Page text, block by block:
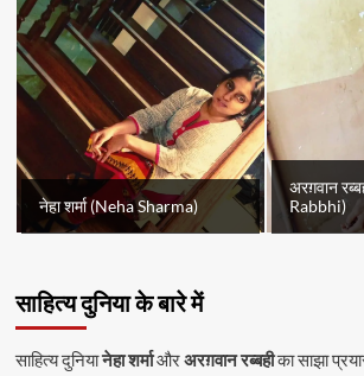
नेहा शर्मा (Neha Sharma)
अरग़वान
Rabbhi)
साहित्य दुनिया के बारे में
साहित्य दुनियानेहा शर्माऔरअरग़वान रब्बहीका साझा